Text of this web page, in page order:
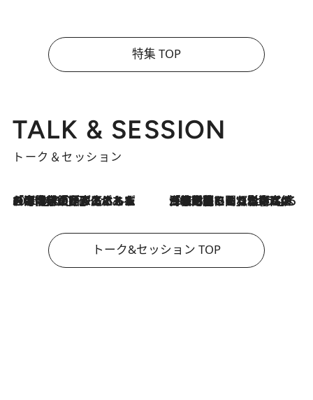
特集 TOP
TALK & SESSION
トーク＆セッション
2026.8.3
「今後値上げがあるとすれば…」「リスクがあるのは今年の冬」エネルギー専門家が語る、ホルムズ海峡封鎖が家庭にもたらす“ある心配” 2026.8.3
「住宅建てられない…」「サーチャージ料の高値が続いている」ホルムズ海峡封鎖による影響はいつまで続く？《エネルギー専門家に聞く“どうなる日本の暮らし”》
トーク&セッション TOP